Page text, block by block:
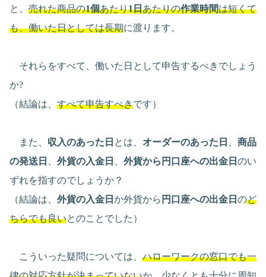
と、 売れた商品の1個あたり1日あたりの作業時間は短くて
も、働いた日としては長期に渡ります。
それらをすべて、働いた日として申告するべきでしょう
か?
（結論は、 すべて申告すべきです）
また、 収入のあった日 とは、 オーダーのあった日 、 商品
の発送日 、 外貨の入金日 、 外貨から円口座への出金日 のい
ずれを指すのでしょうか？
（結論は、 外貨の入金日 か外貨から 円口座への出金日 のど
ちらでも良いとのことでした）
こういった疑問については、 ハローワークの窓口でも一